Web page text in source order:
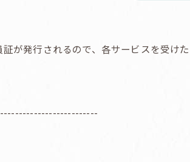
が発行されるので、各サービスを受けた